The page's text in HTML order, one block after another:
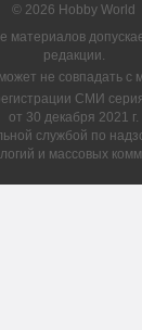
© 2026 Hobby World
материалов
редакции.
не совпадать с
СМИ
от 30 декабря 2021 г.
службой по
и массовых